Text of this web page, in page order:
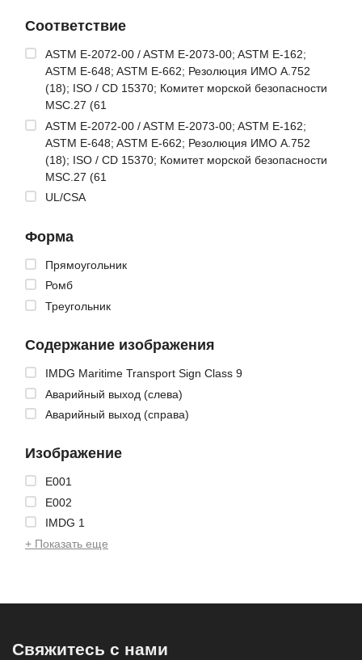
Соответствие
ASTM E-2072-00 / ASTM E-2073-00; ASTM E-162;
ASTM E-648; ASTM E-662; Резолюция ИМО A.752
(18); ISO / CD 15370; Комитет морской безопасности
MSC.27 (61
ASTM E-2072-00 / ASTM E-2073-00; ASTM E-162;
ASTM E-648; ASTM E-662; Резолюция ИМО A.752
(18); ISO / CD 15370; Комитет морской безопасности
MSC.27 (61
UL/CSA
Форма
Прямоугольник
Ромб
Треугольник
Содержание изображения
IMDG Maritime Transport Sign Class 9
Аварийный выход (слева)
Аварийный выход (справа)
Изображение
E001
E002
IMDG 1
+ Показать еще
Свяжитесь с нами